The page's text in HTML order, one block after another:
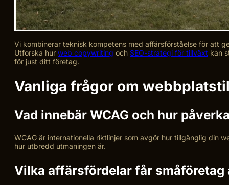
Vi kombinerar teknisk kompetens med affärsförståelse för att
Utforska hur web copywriting och SEO-strategi för tillväxt kan
för just ditt företag.
Vanliga frågor om
Vad innebär WCAG och hur
WCAG är internationella riktlinjer som avgör hur tillgänglig din
hur utbredd utmaningen är.
Vilka affärsfördelar får